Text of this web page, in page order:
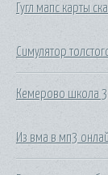
Гугл мапс карты
Симулятор
Кемерово школа
Из вма в мп3